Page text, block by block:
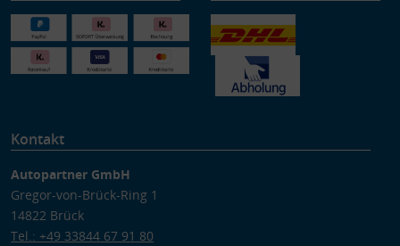
Kontakt
Autopartner GmbH
Gregor-von-Brück-Ring 1
14822 Brück
Tel.: +49 33844 67 91 80